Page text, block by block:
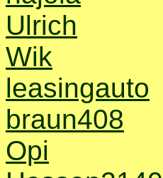
Ulrich
Wik
leasingauto
braun408
Opi